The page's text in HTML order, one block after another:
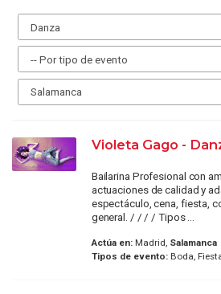
Violeta Gago -
Bailarina Profesional con
actuaciones de calidad y
espectáculo, cena, fiesta,
general. / / / / Tipos ...
Actúa en:Madrid, Salamanca
Tipos de evento:Boda,